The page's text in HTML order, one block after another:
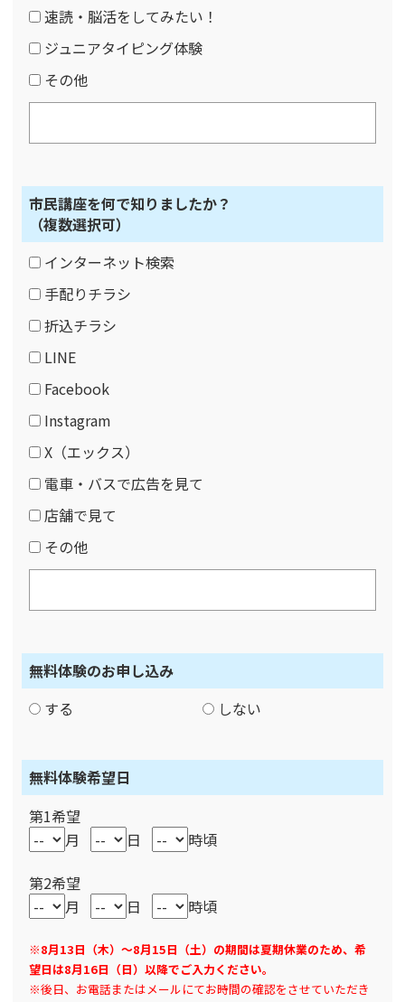
速読・脳活をしてみたい！
ジュニアタイピング体験
その他
市民講座を何で知りましたか？
（複数選択可）
インターネット検索
手配りチラシ
折込チラシ
LINE
Facebook
Instagram
X（エックス）
電車・バスで広告を見て
店舗で見て
その他
無料体験のお申し込み
する
しない
無料体験希望日
第1希望
月
日
時頃
第2希望
月
日 時頃
※8月13日（木）～8月15日（土）の期間は夏期休業のため、希
望日は8月16日（日）以降でご入力ください。
※後日、お電話またはメールにてお時間の確認をさせていただき